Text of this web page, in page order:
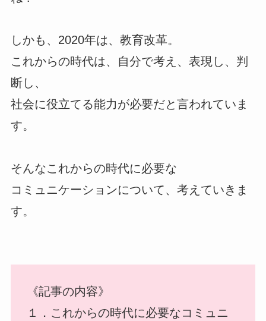
しかも、2020年は、教育改革。
これからの時代は、自分で考え、表現し、判
断し、
社会に役立てる能力が必要だと言われていま
す。
そんなこれからの時代に必要な
コミュニケーションについて、考えていきま
す。
《記事の内容》
１．これからの時代に必要なコミュニ